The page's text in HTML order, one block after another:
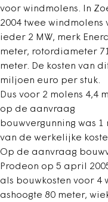
voor windmolens. In
2004 twee windmolens
ieder 2 MW, merk
meter, rotordiameter
meter. De kosten van
miljoen euro per stuk.
Dus voor 2 molens 4,4
op de aanvraag
bouwvergunning was 1
van de werkelijke
Op de aanvraag
Prodeon op 5 april
als bouwkosten voor 4
ashoogte 80 meter,